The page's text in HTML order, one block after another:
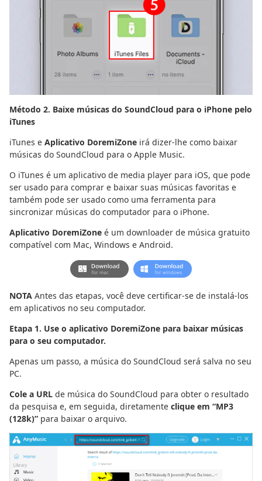
Método 2. Baixe músicas do SoundCloud para o iPhone pelo
iTunes
iTunes e Aplicativo DoremiZone irá dizer-lhe como baixar
músicas do SoundCloud para o Apple Music.
O iTunes é um aplicativo de media player para iOS, que pode
ser usado para comprar e baixar suas músicas favoritas e
também pode ser usado como uma ferramenta para
sincronizar músicas do computador para o iPhone.
Aplicativo DoremiZone é um downloader de música gratuito
compatível com Mac, Windows e Android.
NOTA Antes das etapas, você deve certificar-se de instalá-los
em aplicativos no seu computador.
Etapa 1. Use o aplicativo DoremiZone para baixar músicas
para o seu computador.
Apenas um passo, a música do SoundCloud será salva no seu
PC.
Cole a URL de música do SoundCloud para obter o resultado
da pesquisa e, em seguida, diretamente clique em “MP3
(128k)” para baixar o arquivo.